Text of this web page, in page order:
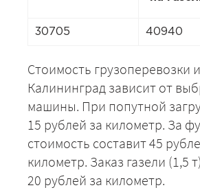
30705 40940
Стоимость грузоперевозки
Калининград зависит от
машины. При попутной
15 рублей за километр. За
стоимость составит 45
километр. Заказ газели (1,5
20 рублей за километр.